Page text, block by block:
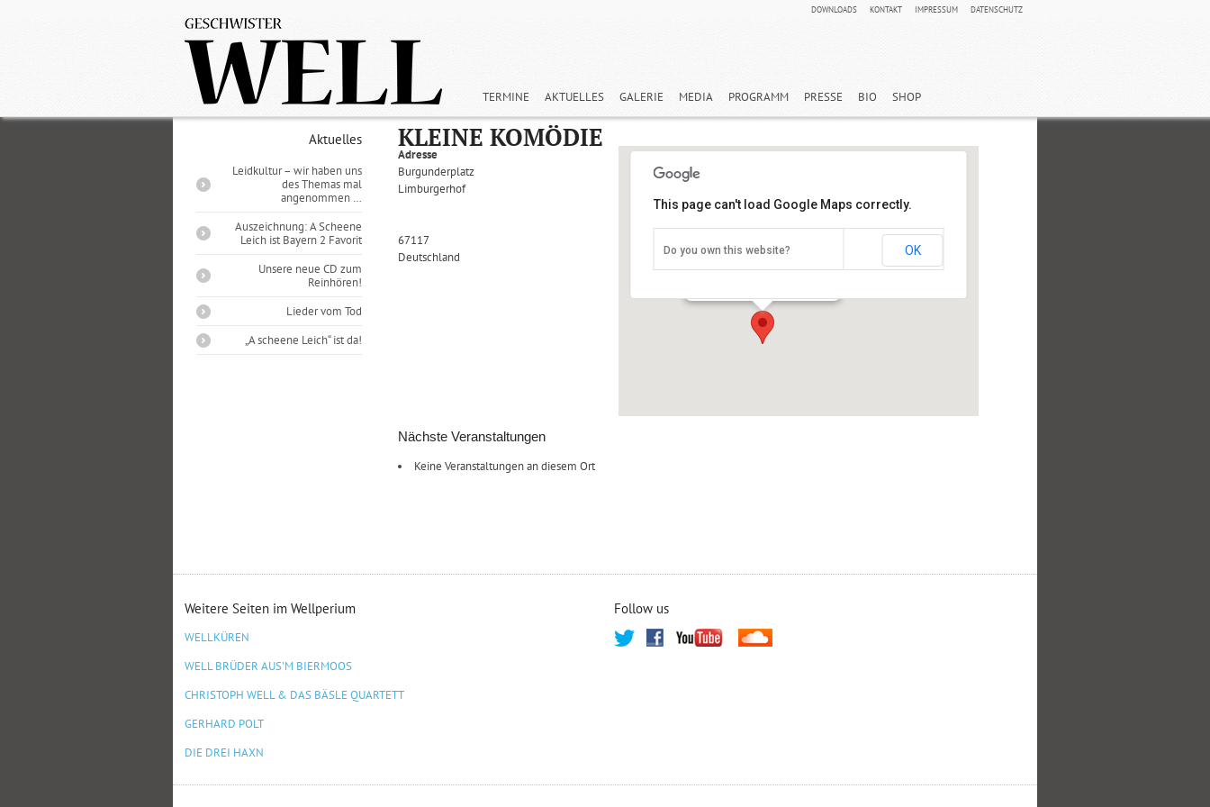
DOWNLOADS KONTAKT IMPRESSUM DATENSCHUTZ
TERMINE AKTUELLES GALERIE MEDIA PROGRAMM PRESSE BIO SHOP
KLEINE KOMÖDIE
Kleine Komödie
This page can't load Google Maps correctly.
Do you own this website? OK
Adresse
Burgunderplatz
Limburgerhof
67117
Deutschland
Nächste Veranstaltungen
Keine Veranstaltungen an diesem Ort
Aktuelles
Leidkultur – wir haben uns
des Themas mal
angenommen …
Auszeichnung: A Scheene
Leich ist Bayern 2 Favorit
Unsere neue CD zum
Reinhören!
Lieder vom Tod
„A scheene Leich“ ist da!
Weitere Seiten im Wellperium
WELLKÜREN
WELL BRÜDER AUS'M BIERMOOS
CHRISTOPH WELL & DAS BÄSLE QUARTETT
GERHARD POLT
DIE DREI HAXN
Follow us